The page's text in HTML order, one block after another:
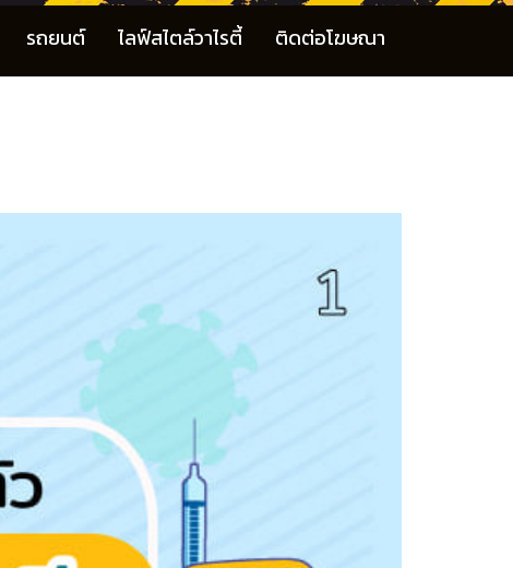
รถยนต์ ไลฟ์สไตล์วาไรตี้ ติดต่อโฆษณา